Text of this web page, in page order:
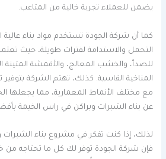
يضمن للعملاء تجربة خالية من المتاعب.
كما أن شركة الجودة تستخدم مواد بناء
التحمل والاستدامة لفترات طويلة، حيث
للصدأ، والخشب المعالج، والأقمشة
المناخية القاسية. كذلك، تهتم الشركة
مع مختلف الأنماط المعمارية، مما يجعلها
عن بناء الشبرات وبراكن في راس الخيمة
لذلك، إذا كنت تفكر في مشروع بناء الشبرات
فإن شركة الجودة توفر لك كل ما تحتاجه من